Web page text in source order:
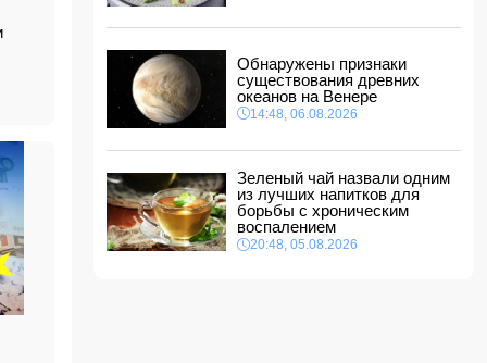
рейтинге УЕФА
10:28, 07.08.2026
Россия направит в Армению транзитный груз
через территорию Азербайджана
10:10, 07.08.2026
Обнаружены признаки
существования древних
океанов на Венере
14:48, 06.08.2026
Зеленый чай назвали одним
из лучших напитков для
борьбы с хроническим
воспалением
20:48, 05.08.2026